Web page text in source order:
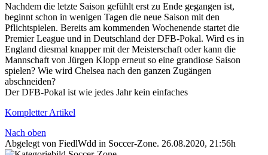
Nachdem die letzte Saison gefühlt erst zu Ende gegangen ist,
beginnt schon in wenigen Tagen die neue Saison mit den
Pflichtspielen. Bereits am kommenden Wochenende startet die
Premier League und in Deutschland der DFB-Pokal. Wird es in
England diesmal knapper mit der Meisterschaft oder kann die
Mannschaft von Jürgen Klopp erneut so eine grandiose Saison
spielen? Wie wird Chelsea nach den ganzen Zugängen
abschneiden?
Der DFB-Pokal ist wie jedes Jahr kein einfaches
Kompletter Artikel
Nach oben
Abgelegt von FiedlWdd in Soccer-Zone. 26.08.2020, 21:56h